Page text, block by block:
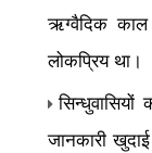
ऋग्वैदिक
लोकप्रिय था।
जानकारी